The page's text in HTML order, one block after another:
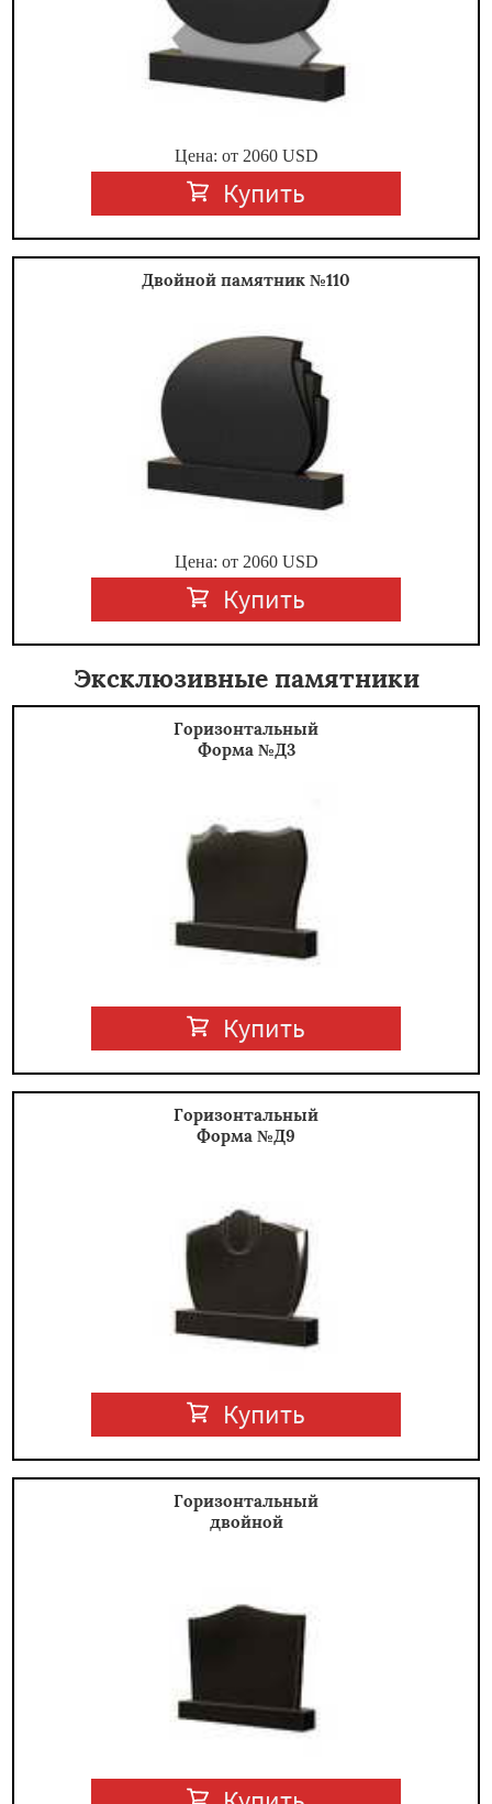
Цена: от 2060USD
Купить
Двойной памятник №110
Цена: от 2060USD
Купить
Эксклюзивные памятники
Горизонтальный
Форма №Д3
Купить
Горизонтальный
Форма №Д9
Купить
Горизонтальный
двойной